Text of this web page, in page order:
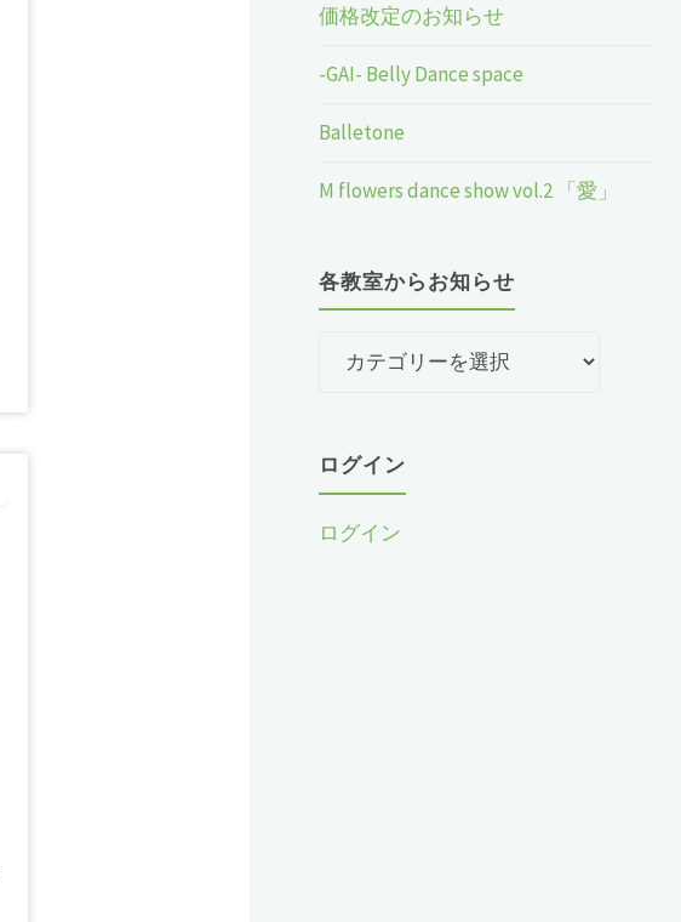
価格改定のお知らせ
-GAI- Belly Dance space
Balletone
M flowers dance show vol.2 「愛」
各教室からお知らせ
か
ら
お
ログイン
ログイン